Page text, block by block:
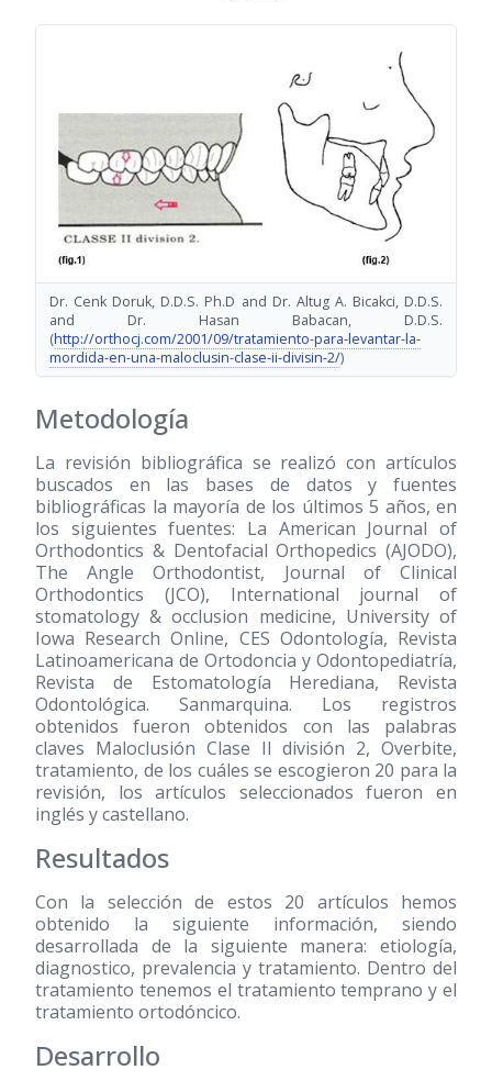
Dr. Cenk Doruk, D.D.S. Ph.D and Dr. Altug A. Bicakci, D.D.S.
and Dr. Hasan Babacan, D.D.S.
(http://orthocj.com/2001/09/tratamiento-para-levantar-la-
mordida-en-una-maloclusin-clase-ii-divisin-2/)
Metodología
La revisión bibliográfica se realizó con artículos
buscados en las bases de datos y fuentes
bibliográficas la mayoría de los últimos 5 años, en
los siguientes fuentes: La American Journal of
Orthodontics & Dentofacial Orthopedics (AJODO),
The Angle Orthodontist, Journal of Clinical
Orthodontics (JCO), International journal of
stomatology & occlusion medicine, University of
Iowa Research Online, CES Odontología, Revista
Latinoamericana de Ortodoncia y Odontopediatría,
Revista de Estomatología Herediana, Revista
Odontológica. Sanmarquina. Los registros
obtenidos fueron obtenidos con las palabras
claves Maloclusión Clase II división 2, Overbite,
tratamiento, de los cuáles se escogieron 20 para la
revisión, los artículos seleccionados fueron en
inglés y castellano.
Resultados
Con la selección de estos 20 artículos hemos
obtenido la siguiente información, siendo
desarrollada de la siguiente manera: etiología,
diagnostico, prevalencia y tratamiento. Dentro del
tratamiento tenemos el tratamiento temprano y el
tratamiento ortodóncico.
Desarrollo